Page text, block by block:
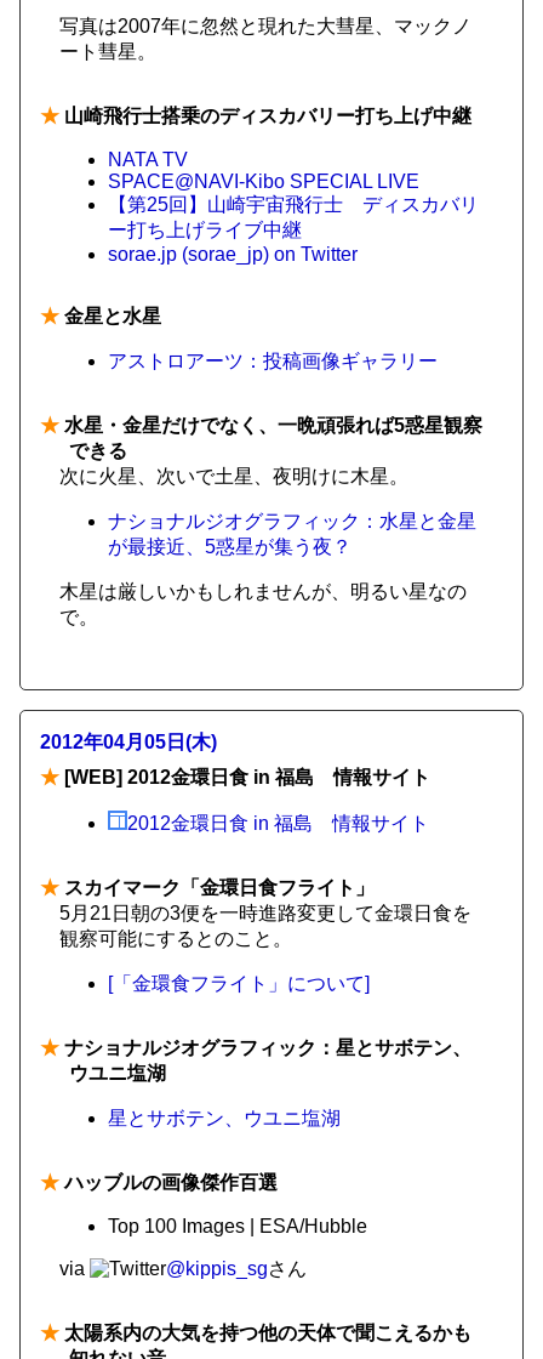
写真は2007年に忽然と現れた大彗星、マックノ
ート彗星。
★ 山崎飛行士搭乗のディスカバリー打ち上げ中継
NATA TV
SPACE@NAVI-Kibo SPECIAL LIVE
【第25回】山崎宇宙飛行士 ディスカバリ
ー打ち上げライブ中継
sorae.jp (sorae_jp) on Twitter
★ 金星と水星
アストロアーツ：投稿画像ギャラリー
★ 水星・金星だけでなく、一晩頑張れば5惑星観察
できる
次に火星、次いで土星、夜明けに木星。
ナショナルジオグラフィック：水星と金星
が最接近、5惑星が集う夜？
木星は厳しいかもしれませんが、明るい星なの
で。
2012年04月05日(木)
★ [WEB] 2012金環日食 in 福島 情報サイト
2012金環日食 in 福島 情報サイト
★ スカイマーク「金環日食フライト」
5月21日朝の3便を一時進路変更して金環日食を
観察可能にするとのこと。
[「金環食フライト」について]
★ ナショナルジオグラフィック：星とサボテン、
ウユニ塩湖
星とサボテン、ウユニ塩湖
★ハッブルの画像傑作百選
Top 100 Images | ESA/Hubble
via @kippis_sgさん
★ 太陽系内の大気を持つ他の天体で聞こえるかも